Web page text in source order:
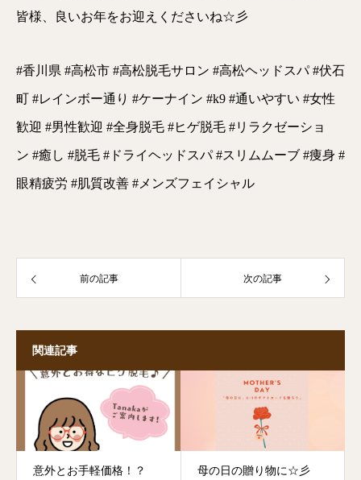
皆様、良いお年をお迎えくださいね☆彡
#香川県 #高松市 #高松脱毛サロン #高松ヘッドスパ #伏石
町 #レインボー通り #ケーナイン #k9 #通いやすい #女性
歓迎 #男性歓迎 #全身脱毛 #ヒゲ脱毛 #リラクゼーショ
ン #癒し #脱毛 #ドライヘッドスパ #スリムムーブ #痩身 #
眼精疲労 #肌質改善 #メンズフェイシャル
前の記事 次の記事
関連記事
意外とお手軽価格！？ 母の日の贈り物に☆彡